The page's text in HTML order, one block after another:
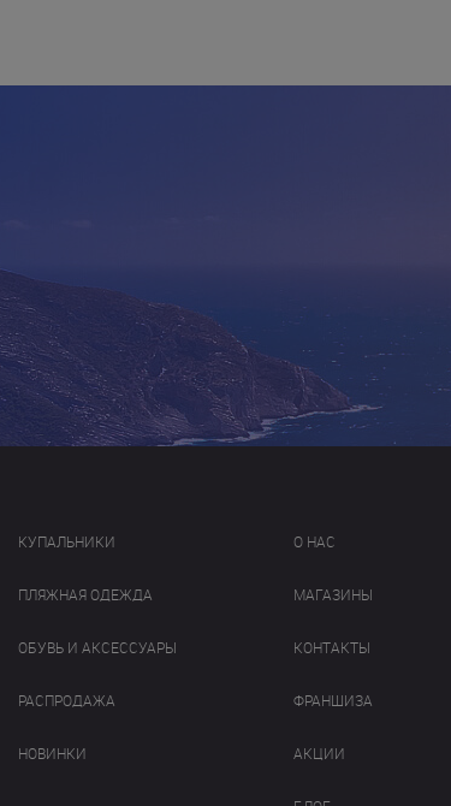
КУПАЛЬНИКИ
ПЛЯЖНАЯ ОДЕЖДА
ОБУВЬ И АКСЕССУАРЫ
РАСПРОДАЖА
НОВИНКИ
О НАС
МАГАЗИНЫ
КОНТАКТЫ
ФРАНШИЗА
АКЦИИ